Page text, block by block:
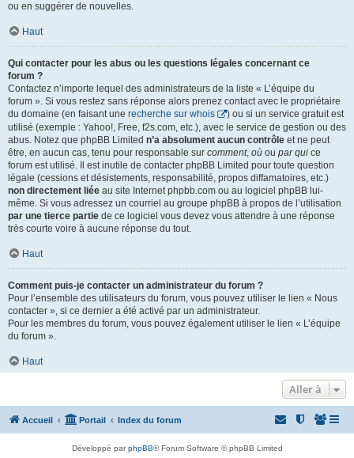
ou en suggérer de nouvelles.
Haut
Qui contacter pour les abus ou les questions légales concernant ce
forum ?
Contactez n’importe lequel des administrateurs de la liste « L’équipe du
forum ». Si vous restez sans réponse alors prenez contact avec le propriétaire
du domaine (en faisant une recherche sur whois
) ou si un service gratuit est
utilisé (exemple : Yahoo!, Free, f2s.com, etc.), avec le service de gestion ou des
abus. Notez que phpBB Limited n’a absolument aucun contrôle et ne peut
être, en aucun cas, tenu pour responsable sur comment, où ou par qui ce
forum est utilisé. Il est inutile de contacter phpBB Limited pour toute question
légale (cessions et désistements, responsabilité, propos diffamatoires, etc.)
non directement liée au site Internet phpbb.com ou au logiciel phpBB lui-
même. Si vous adressez un courriel au groupe phpBB à propos de l’utilisation
par une tierce partie de ce logiciel vous devez vous attendre à une réponse
très courte voire à aucune réponse du tout.
Haut
Comment puis-je contacter un administrateur du forum ?
Pour l’ensemble des utilisateurs du forum, vous pouvez utiliser le lien « Nous
contacter », si ce dernier a été activé par un administrateur.
Pour les membres du forum, vous pouvez également utiliser le lien « L’équipe
du forum ».
Haut
Aller à
Accueil Portail Index du forum
Développé parphpBB® Forum Software © phpBB Limited